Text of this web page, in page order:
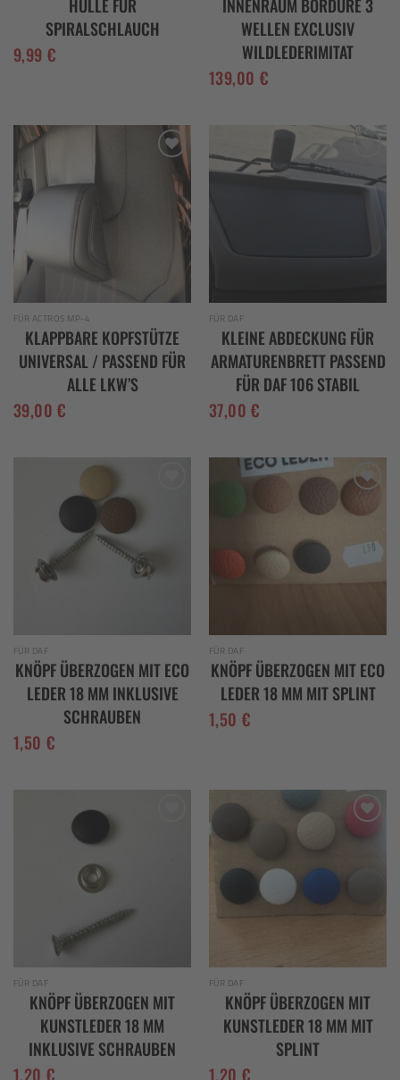
HÜLLE FÜR
SPIRALSCHLAUCH
9,99 €
INNENRAUM BORDÜRE 3
WELLEN EXCLUSIV
WILDLEDERIMITAT
139,00 €
wishlist
FÜR ACTROS MP-4
KLAPPBARE KOPFSTÜTZE
UNIVERSAL / PASSEND FÜR
ALLE LKW’S
39,00€
wishlist
FÜR DAF
KLEINE ABDECKUNG FÜR
ARMATURENBRETT PASSEND
FÜR DAF 106 STABIL
37,00€
FÜR DAF
KNÖPF ÜBERZOGEN MIT ECO
LEDER 18 MM INKLUSIVE
SCHRAUBEN
1,50 €
wishlist
FÜR DAF
KNÖPF ÜBERZOGEN MIT ECO
LEDER 18 MM MIT SPLINT
1,50 €
FÜR DAF
KNÖPF ÜBERZOGEN MIT
KUNSTLEDER 18 MM
INKLUSIVE SCHRAUBEN
1,20 €
FÜR DAF
KNÖPF ÜBERZOGEN MIT
KUNSTLEDER 18 MM MIT
SPLINT
1,20 €